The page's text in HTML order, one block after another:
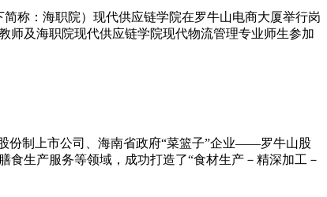
称：海职院）现代供应链学院在罗牛山电商大厦举行岗
师及海职院现代供应链学院现代物流管理专业师生参加
份制上市公司、海南省政府“菜篮子”企业——罗牛山股
生产服务等领域，成功打造了“食材生产－精深加工－